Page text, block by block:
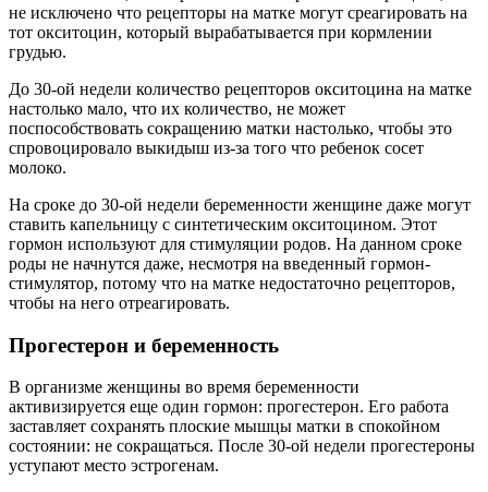
не исключено что рецепторы на матке могут среагировать на
тот окситоцин, который вырабатывается при кормлении
грудью.
До 30-ой недели количество рецепторов окситоцина на матке
настолько мало, что их количество, не может
поспособствовать сокращению матки настолько, чтобы это
спровоцировало выкидыш из-за того что ребенок сосет
молоко.
На сроке до 30-ой недели беременности женщине даже могут
ставить капельницу с синтетическим окситоцином. Этот
гормон используют для стимуляции родов. На данном сроке
роды не начнутся даже, несмотря на введенный гормон-
стимулятор, потому что на матке недостаточно рецепторов,
чтобы на него отреагировать.
Прогестерон и беременность
В организме женщины во время беременности
активизируется еще один гормон: прогестерон. Его работа
заставляет сохранять плоские мышцы матки в спокойном
состоянии: не сокращаться. После 30-ой недели прогестероны
уступают место эстрогенам.